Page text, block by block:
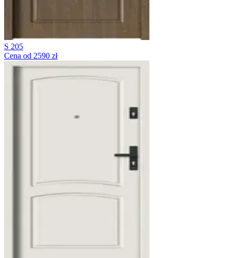
S 205
Cena od 2590 zł